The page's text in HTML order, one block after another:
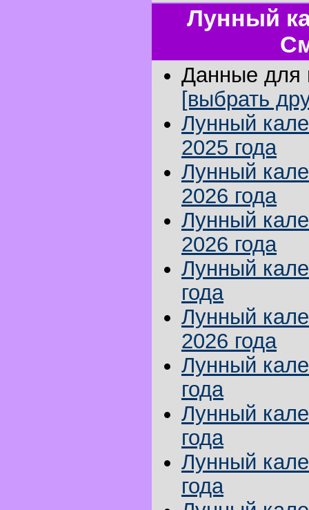
Лунный
Данные для
[выбрать
Лунный
2025 года
Лунный
2026 года
Лунный
2026 года
Лунный
года
Лунный
2026 года
Лунный
года
Лунный
года
Лунный
года